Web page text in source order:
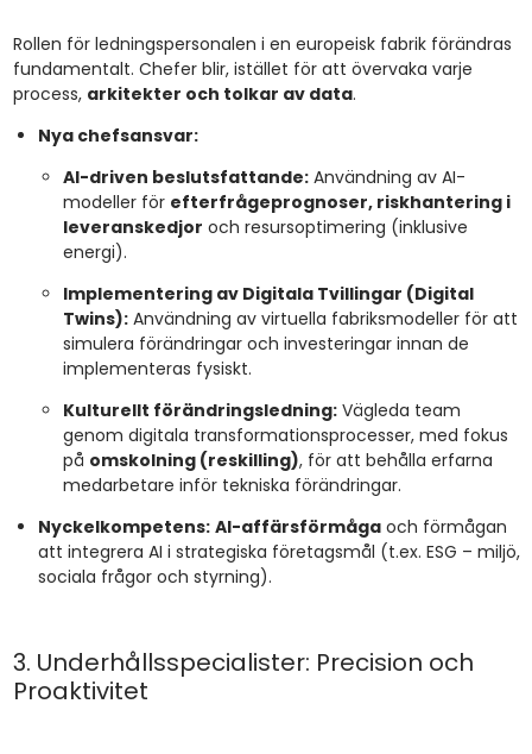
Rollen för ledningspersonalen i en europeisk fabrik förändras
fundamentalt. Chefer blir, istället för att övervaka varje
process, arkitekter och tolkar av data.
Nya chefsansvar:
AI-driven beslutsfattande:Användning av AI-
modeller för efterfrågeprognoser, riskhantering i
leveranskedjor och resursoptimering (inklusive
energi).
Implementering av Digitala Tvillingar (Digital
Twins):Användning av virtuella fabriksmodeller för att
simulera förändringar och investeringar innan de
implementeras fysiskt.
Kulturellt förändringsledning:Vägleda team
genom digitala transformationsprocesser, med fokus
på omskolning (reskilling), för att behålla erfarna
medarbetare inför tekniska förändringar.
Nyckelkompetens: AI-affärsförmågaoch förmågan
att integrera AI i strategiska företagsmål (t.ex. ESG – miljö,
sociala frågor och styrning).
3. Underhållsspecialister: Precision och
Proaktivitet